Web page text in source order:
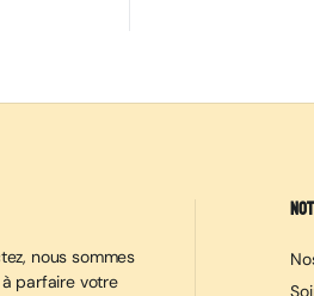
nous sommes
parfaire votre